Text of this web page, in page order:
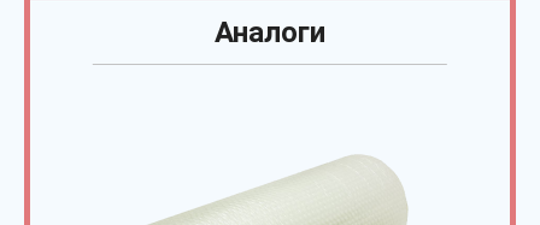
Аналоги